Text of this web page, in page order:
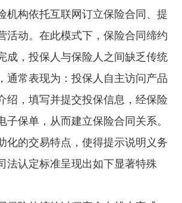
机构依托互联网订立保险合同、提
活动。在此模式下，保险合同缔约
成，投保人与保险人之间缺乏传统
通常表现为：投保人自主访问产品
绍，填写并提交投保信息，经保险
子保单，从而建立保险合同关系。
化的交易特点，使得提示说明义务
法认定标准呈现出如下显著特殊